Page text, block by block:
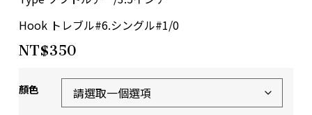
Hook トレブル#6.シングル#1/0
NT$350
顏色